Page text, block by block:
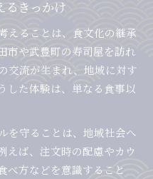
るきっかけ
えることは、食文化の継承
市や武豊町の寿司屋を訪れ
交流が生まれ、地域に対す
した体験は、単なる食事以
を守ることは、地域社会へ
えば、注文時の配慮やカウ
べ方などを意識すること